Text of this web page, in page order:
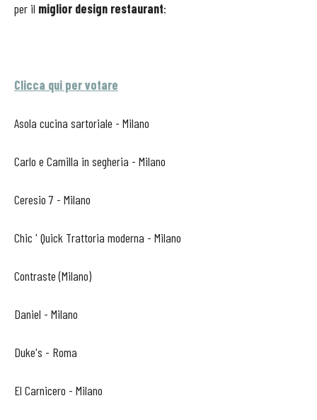
per il miglior design restaurant:
Clicca qui per votare
Asola cucina sartoriale - Milano
Carlo e Camilla in segheria - Milano
Ceresio 7 - Milano
Chic ' Quick Trattoria moderna - Milano
Contraste (Milano)
Daniel - Milano
Duke's - Roma
El Carnicero - Milano